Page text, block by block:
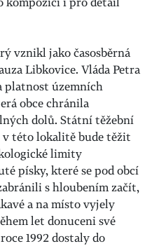
vznikl jako časosběrná
Libkovice. Vláda Petra
platnost územních
obce chránila
dolů. Státní těžební
této lokalitě bude těžit
limity
písky, které se pod obcí
s hloubením začít,
a na místo vyjely
let donuceni své
1992 dostaly do